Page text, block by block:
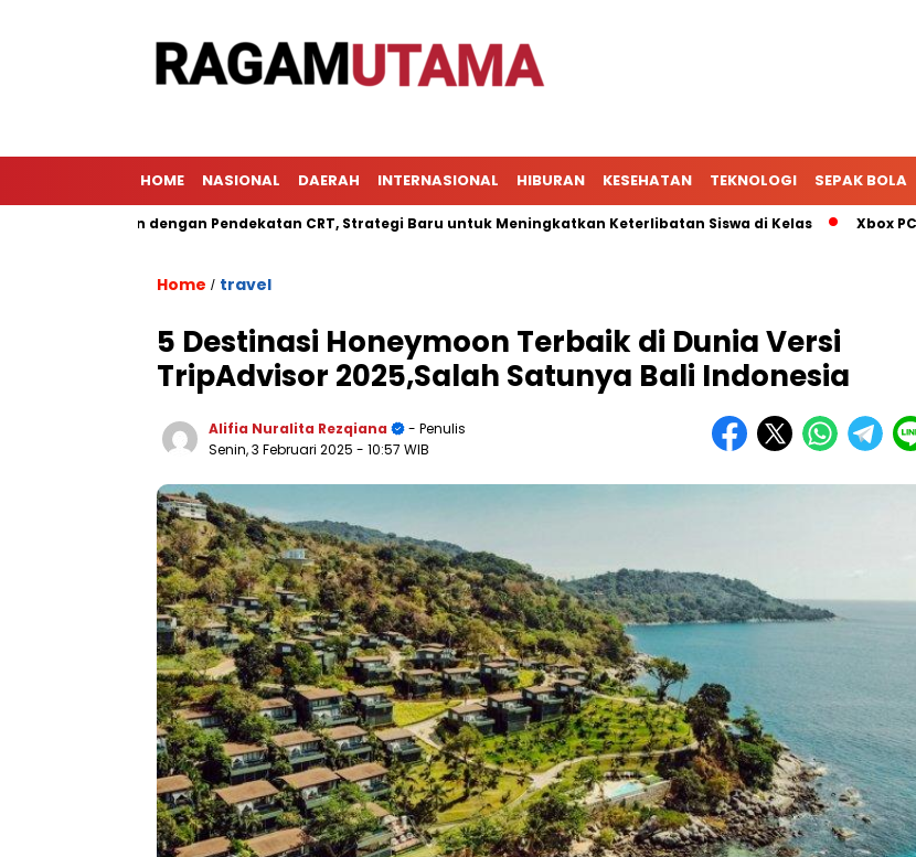
HOME NASIONAL DAERAH INTERNASIONAL HIBURAN KESEHATAN TEKNOLOGI SEPAK BOLA
dengan Pendekatan CRT, Strategi Baru untuk Meningkatkan Keterlibatan Siswa di Kelas Xbox PC App
Home / travel
5 Destinasi Honeymoon Terbaik di Dunia Versi
TripAdvisor 2025,Salah Satunya Bali Indonesia
Alifia Nuralita Rezqiana
- Penulis
Senin, 3 Februari 2025 - 10:57 WIB